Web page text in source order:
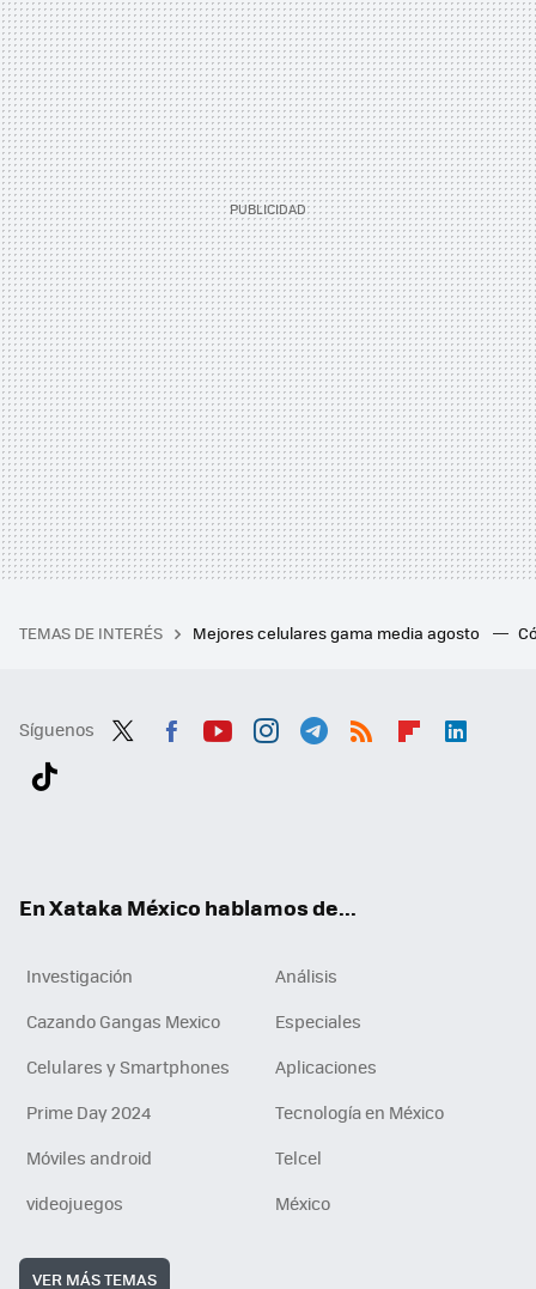
TEMAS DE INTERÉS Mejores celulares gama media agosto
Síguenos
En Xataka México hablamos de...
Investigación
Análisis
Cazando Gangas Mexico
Especiales
Celulares y Smartphones
Aplicaciones
Prime Day 2024
Tecnología en México
Móviles android
Telcel
videojuegos
México
VER MÁS TEMAS